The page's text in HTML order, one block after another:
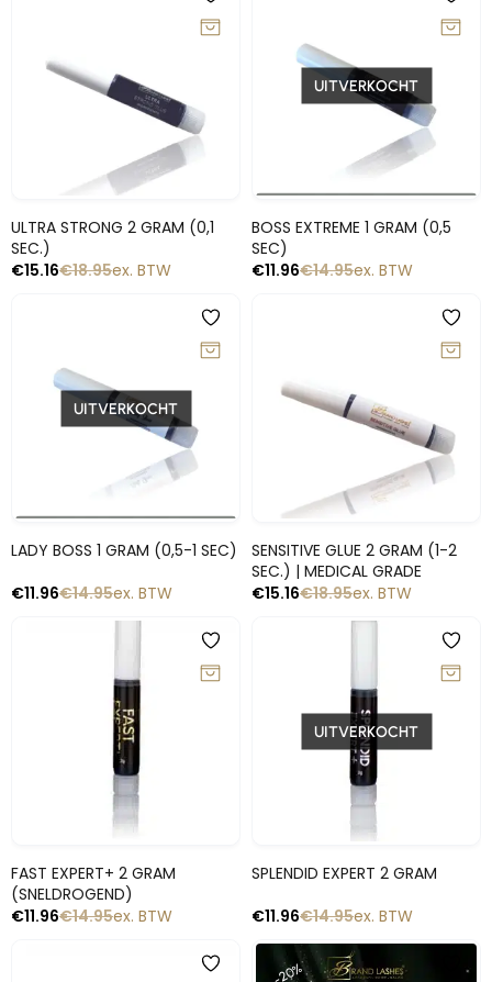
Snelle blik
ULTRA STRONG 2 GRAM (0,1
SEC.)
€18.95
€15.16 ex. BTW
UITVERKOCHT
Snelle blik
BOSS EXTREME 1 GRAM (0,5
SEC)
€14.95
€11.96 ex. BTW
UITVERKOCHT
Snelle blik
LADY BOSS 1 GRAM (0,5-1 SEC)
€14.95
€11.96 ex. BTW
Snelle blik
SENSITIVE GLUE 2 GRAM (1-2
SEC.) | MEDICAL GRADE
€18.95
€15.16 ex. BTW
Snelle blik
FAST EXPERT+ 2 GRAM
(SNELDROGEND)
€14.95
€11.96 ex. BTW
UITVERKOCHT
Snelle blik
SPLENDID EXPERT 2 GRAM
€14.95
€11.96 ex. BTW
-20%